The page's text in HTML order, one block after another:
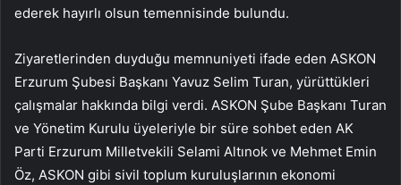
ederek hayırlı olsun temennisinde bulundu.
Ziyaretlerinden duyduğu memnuniyeti ifade eden ASKON
Erzurum Şubesi Başkanı Yavuz Selim Turan, yürüttükleri
çalışmalar hakkında bilgi verdi. ASKON Şube Başkanı Turan
ve Yönetim Kurulu üyeleriyle bir süre sohbet eden AK
Parti Erzurum Milletvekili Selami Altınok ve Mehmet Emin
Öz, ASKON gibi sivil toplum kuruluşlarının ekonomi